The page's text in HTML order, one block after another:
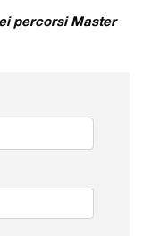
percorsi Master